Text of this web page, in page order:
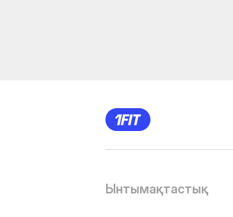
Ынтымақтастық